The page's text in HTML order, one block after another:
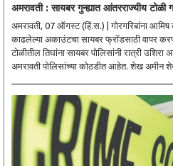
अमरावती : सायबर गुन्ह्यात आंतरराज्यीय
अमरावती, 07 ऑगस्ट (हिं.स.) | गोरगरिबांना आमिष
काढलेल्या अकाउंटचा सायबर फ्रॉडसाठी वापर
टोळीतील तिघांना सायबर पोलिसांनी रात्री
अमरावती पोलिसांच्या कोठडीत आहेत. शेख अमीन